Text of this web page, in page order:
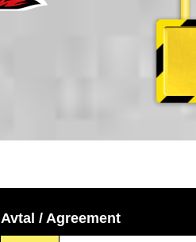
Avtal / Agreement